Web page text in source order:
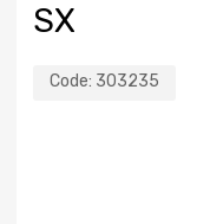
SX
Code: 303235